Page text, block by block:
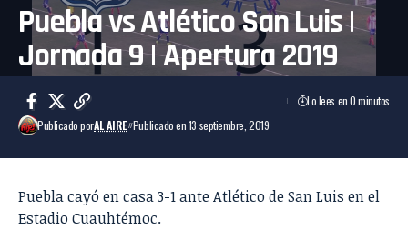
Puebla vs Atlético San Luis |
Jornada 9 | Apertura 2019
Publicado porAL AIRE Publicado en 13 septiembre, 2019
Lo lees en 0 minutos
Puebla cayó en casa 3-1 ante Atlético de San Luis en el
Estadio Cuauhtémoc.